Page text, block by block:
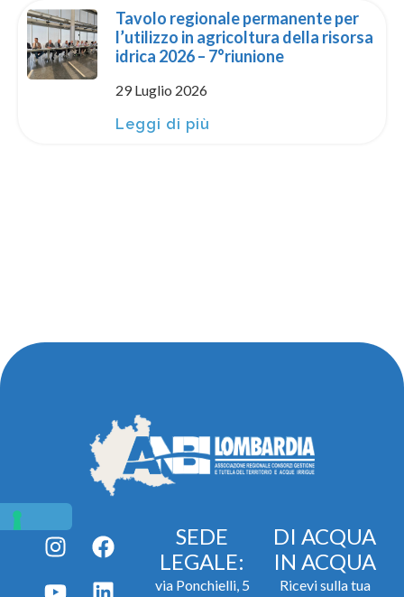
Tavolo regionale permanente per
l’utilizzo in agricoltura della risorsa
idrica 2026 – 7°riunione
29 Luglio 2026
Leggi di più
SEDE
LEGALE:
via Ponchielli, 5
DI ACQUA
IN ACQUA
Ricevi sulla tua